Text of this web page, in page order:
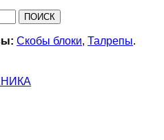
ПОИСК
Скобы блоки, Талрепы.